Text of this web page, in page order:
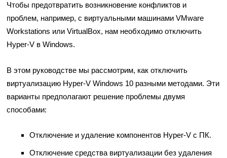
Чтобы предотвратить возникновение конфликтов и
проблем, например, с виртуальными машинами VMware
Workstations или VirtualBox, нам необходимо отключить
Hyper-V в Windows.
В этом руководстве мы рассмотрим, как отключить
виртуализацию Hyper-V Windows 10 разными методами. Эти
варианты предполагают решение проблемы двумя
способами:
Отключение и удаление компонентов Hyper-V с ПК.
Отключение средства виртуализации без удаления